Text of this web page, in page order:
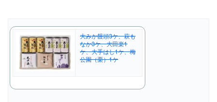
大みか饅頭3ケ、萩も
なか3ケ、大田楽1
ケ、大手はし1ケ、梅
公園（栗）1ケ